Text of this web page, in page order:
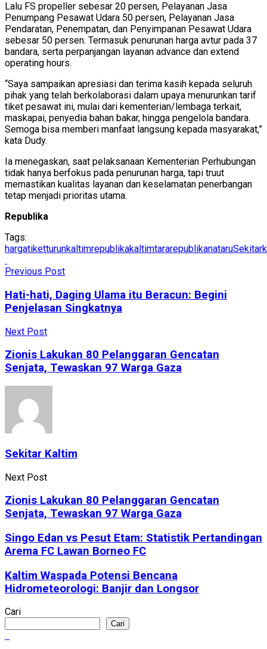
Lalu FS propeller sebesar 20 persen, Pelayanan Jasa
Penumpang Pesawat Udara 50 persen, Pelayanan Jasa
Pendaratan, Penempatan, dan Penyimpanan Pesawat Udara
sebesar 50 persen. Termasuk penurunan harga avtur pada 37
bandara, serta perpanjangan layanan advance dan extend
operating hours.
“Saya sampaikan apresiasi dan terima kasih kepada seluruh
pihak yang telah berkolaborasi dalam upaya menurunkan tarif
tiket pesawat ini, mulai dari kementerian/lembaga terkait,
maskapai, penyedia bahan bakar, hingga pengelola bandara.
Semoga bisa memberi manfaat langsung kepada masyarakat,”
kata Dudy.
Ia menegaskan, saat pelaksanaan Kementerian Perhubungan
tidak hanya berfokus pada penurunan harga, tapi truut
memastikan kualitas layanan dan keselamatan penerbangan
tetap menjadi prioritas utama.
Republika
Tags:
hargatiketturunkaltimrepublikakaltimtararepublikanataru
Previous Post
Hati-hati, Daging Ulama itu Beracun: Begini
Penjelasan Singkatnya
Next Post
Zionis Lakukan 80 Pelanggaran Gencatan
Senjata, Tewaskan 97 Warga Gaza
Sekitar Kaltim
Next Post
Zionis Lakukan 80 Pelanggaran Gencatan
Senjata, Tewaskan 97 Warga Gaza
Singo Edan vs Pesut Etam: Statistik Pertandingan
Arema FC Lawan Borneo FC
Kaltim Waspada Potensi Bencana
Hidrometeorologi: Banjir dan Longsor
Cari
Cari